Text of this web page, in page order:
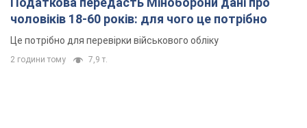
чоловіків 18-60 років: для чого це потрібно
Це потрібно для перевірки військового обліку
2 години тому 7,9 т.